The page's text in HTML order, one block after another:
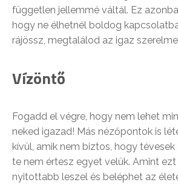
független jellemmé váltál. Ez
hogy ne élhetnél boldog
rájössz, megtalálod az igaz
Vízöntő
Fogadd el végre, hogy nem lehet
neked igazad! Más nézőpontok is
kívül, amik nem biztos, hogy
te nem értesz egyet velük. Amint
nyitottabb leszel és beléphet az